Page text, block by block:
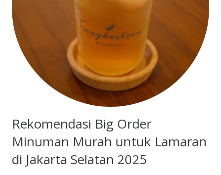
Rekomendasi Big Order
Minuman Murah untuk Lamaran
di Jakarta Selatan 2025